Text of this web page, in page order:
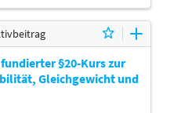
§20-Kurs zur
Gleichgewicht und